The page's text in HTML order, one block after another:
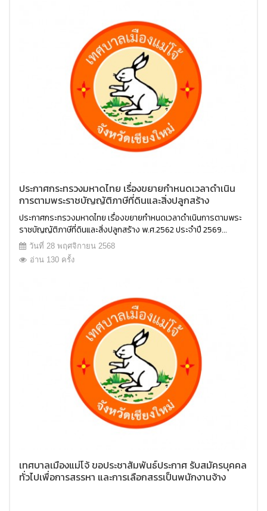
ประกาศกระทรวงมหาดไทย เรื่องขยายกำหนดเวลาดำเนิน
การตามพระราชบัญญัติภาษีที่ดินและสิ่งปลูกสร้าง
พ.ศ.2562 ประจำปี 2569
ประกาศกระทรวงมหาดไทย เรื่องขยายกำหนดเวลาดำเนินการตามพระ
ราชบัญญัติภาษีที่ดินและสิ่งปลูกสร้าง พ.ศ.2562 ประจำปี 2569...
วันที่ 28 พฤศจิกายน 2568
อ่าน 130 ครั้ง
เทศบาลเมืองแม่โจ้ ขอประชาสัมพันธ์ประกาศ รับสมัครบุคคล
ทั่วไปเพื่อการสรรหา และการเลือกสรรเป็นพนักงานจ้าง